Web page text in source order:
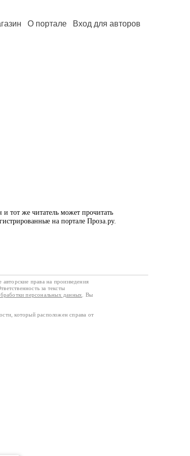
О портале Вход для авторов
тот же читатель может прочитать
на портале Проза.ру.
авторские права на произведения
за тексты
персональных данных
. Вы
который расположен справа от